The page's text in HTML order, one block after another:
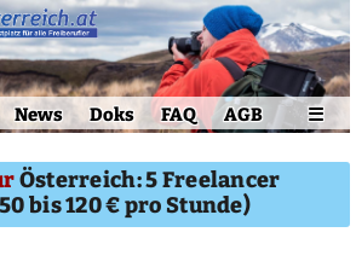
News Doks FAQ AGB ☰
Österreich: 5 Freelancer
bis 120 € pro Stunde)